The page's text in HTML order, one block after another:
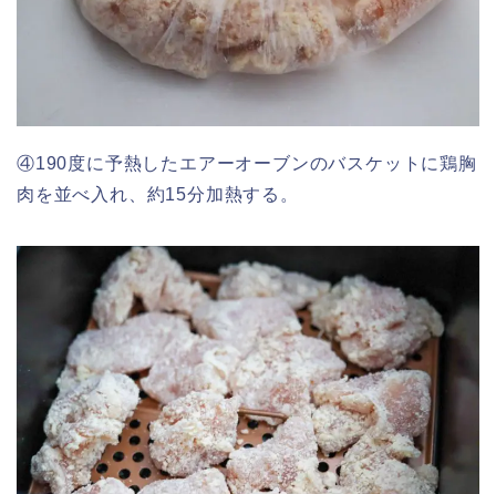
④190度に予熱したエアーオーブンのバスケットに鶏胸
肉を並べ入れ、約15分加熱する。